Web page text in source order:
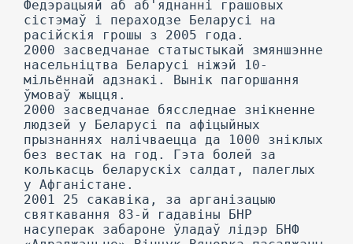
Федэрацыяй аб аб'яднанні грашовых
сістэмаў і пераходзе Беларусі на
расійскія грошы з 2005 года.
2000 засведчанае статыстыкай змяншэнне
насельніцтва Беларусі ніжэй 10-
мільённай адзнакі. Вынік пагоршання
ўмоваў жыцця.
2000 засведчанае бясследнае знікненне
людзей у Беларусі па афіцыйных
прызнаннях налічваецца да 1000 зніклых
без вестак на год. Гэта болей за
колькасць беларускіх салдат, палеглых
у Афганістане.
2001 25 сакавіка, за арганізацыю
святкавання 83-й гадавіны БНР
насуперак забароне ўладаў лідэр БНФ